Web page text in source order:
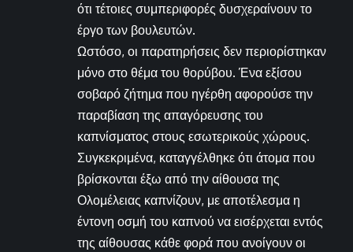
ότι τέτοιες συμπεριφορές δυσχεραίνουν το
έργο των βουλευτών.
Ωστόσο, οι παρατηρήσεις δεν περιορίστηκαν
μόνο στο θέμα του θορύβου. Ένα εξίσου
σοβαρό ζήτημα που ηγέρθη αφορούσε την
παραβίαση της απαγόρευσης του
καπνίσματος στους εσωτερικούς χώρους.
Συγκεκριμένα, καταγγέλθηκε ότι άτομα που
βρίσκονται έξω από την αίθουσα της
Ολομέλειας καπνίζουν, με αποτέλεσμα η
έντονη οσμή του καπνού να εισέρχεται εντός
της αίθουσας κάθε φορά που ανοίγουν οι